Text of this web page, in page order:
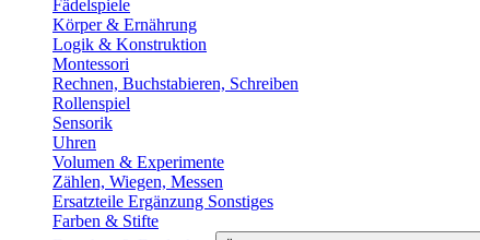
Fädelspiele
Körper & Ernährung
Logik & Konstruktion
Montessori
Rechnen, Buchstabieren, Schreiben
Rollenspiel
Sensorik
Uhren
Volumen & Experimente
Zählen, Wiegen, Messen
Ersatzteile Ergänzung Sonstiges
Farben & Stifte